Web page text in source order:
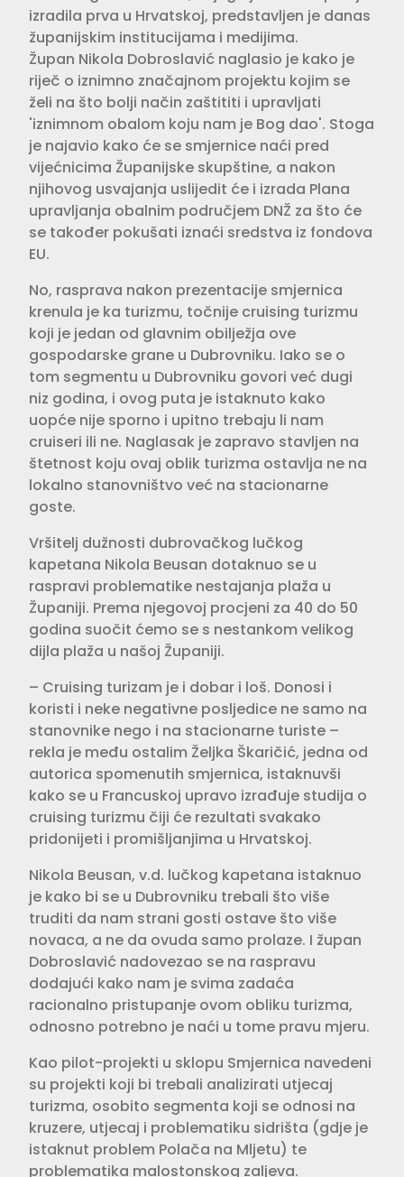
izradila prva u Hrvatskoj, predstavljen je danas
županijskim institucijama i medijima.
Župan Nikola Dobroslavić naglasio je kako je
riječ o iznimno značajnom projektu kojim se
želi na što bolji način zaštititi i upravljati
'iznimnom obalom koju nam je Bog dao'. Stoga
je najavio kako će se smjernice naći pred
vijećnicima Županijske skupštine, a nakon
njihovog usvajanja uslijedit će i izrada Plana
upravljanja obalnim područjem DNŽ za što će
se također pokušati iznaći sredstva iz fondova
EU.
No, rasprava nakon prezentacije smjernica
krenula je ka turizmu, točnije cruising turizmu
koji je jedan od glavnim obilježja ove
gospodarske grane u Dubrovniku. Iako se o
tom segmentu u Dubrovniku govori već dugi
niz godina, i ovog puta je istaknuto kako
uopće nije sporno i upitno trebaju li nam
cruiseri ili ne. Naglasak je zapravo stavljen na
štetnost koju ovaj oblik turizma ostavlja ne na
lokalno stanovništvo već na stacionarne
goste.
Vršitelj dužnosti dubrovačkog lučkog
kapetana Nikola Beusan dotaknuo se u
raspravi problematike nestajanja plaža u
Županiji. Prema njegovoj procjeni za 40 do 50
godina suočit ćemo se s nestankom velikog
dijla plaža u našoj Županiji.
– Cruising turizam je i dobar i loš. Donosi i
koristi i neke negativne posljedice ne samo na
stanovnike nego i na stacionarne turiste –
rekla je među ostalim Željka Škaričić, jedna od
autorica spomenutih smjernica, istaknuvši
kako se u Francuskoj upravo izrađuje studija o
cruising turizmu čiji će rezultati svakako
pridonijeti i promišljanjima u Hrvatskoj.
Nikola Beusan, v.d. lučkog kapetana istaknuo
je kako bi se u Dubrovniku trebali što više
truditi da nam strani gosti ostave što više
novaca, a ne da ovuda samo prolaze. I župan
Dobroslavić nadovezao se na raspravu
dodajući kako nam je svima zadaća
racionalno pristupanje ovom obliku turizma,
odnosno potrebno je naći u tome pravu mjeru.
Kao pilot-projekti u sklopu Smjernica navedeni
su projekti koji bi trebali analizirati utjecaj
turizma, osobito segmenta koji se odnosi na
kruzere, utjecaj i problematiku sidrišta (gdje je
istaknut problem Polača na Mljetu) te
problematika malostonskog zaljeva.